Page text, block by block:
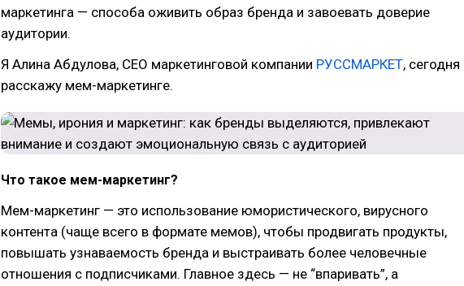
маркетинга — способа оживить образ бренда и завоевать доверие
аудитории.
Я Алина Абдулова, СЕО маркетинговой компании РУССМАРКЕТ, сегодня
расскажу мем-маркетинге.
Что такое мем-маркетинг?
Мем-маркетинг — это использование юмористического, вирусного
контента (чаще всего в формате мемов), чтобы продвигать продукты,
повышать узнаваемость бренда и выстраивать более человечные
отношения с подписчиками. Главное здесь — не “впаривать”, а